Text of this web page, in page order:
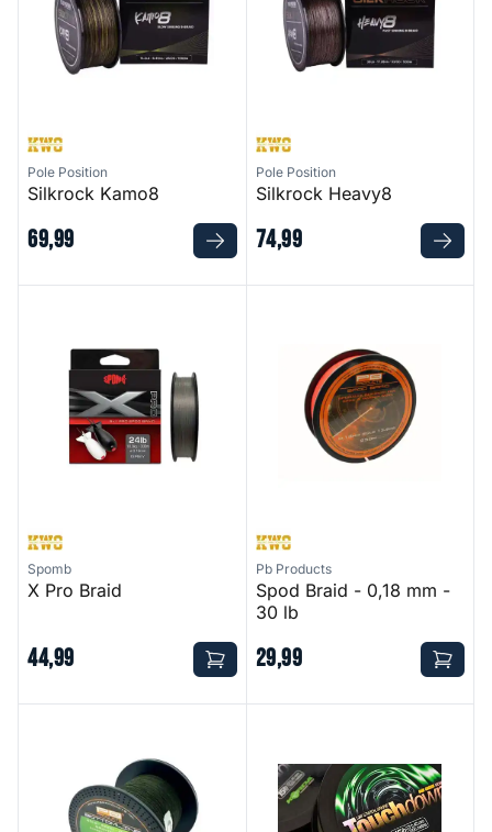
Pole Position
Silkrock Kamo8
69,99
Pole Position
Silkrock Heavy8
74,99
Spomb
X Pro Braid
44,99
Pb Products
Spod Braid - 0,18 mm -
30 lb
29,99